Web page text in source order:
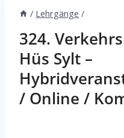
/ Lehrgänge /
324.
Hüs Sylt –
/ Online /